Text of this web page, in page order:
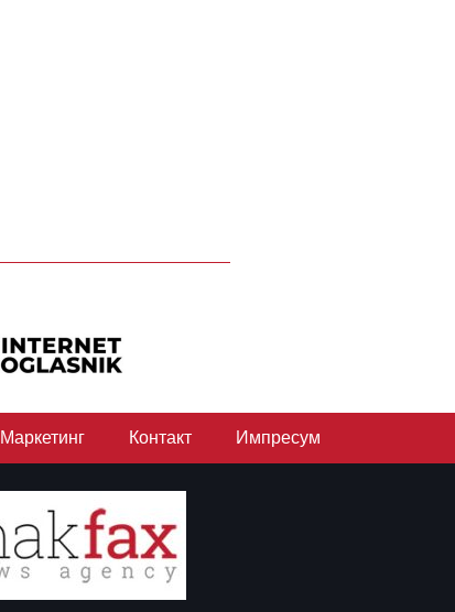
Маркетинг Контакт Импресум